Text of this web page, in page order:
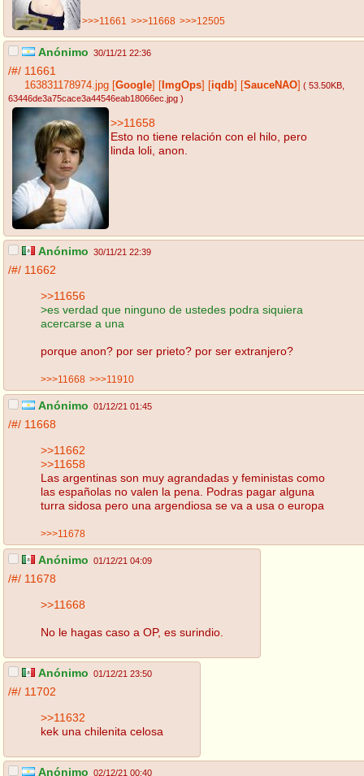
>>>11661 >>>11668 >>>12505
Anónimo 30/11/21 22:36
/#/ 11661
163831178974.jpg Google ImgOps iqdb SauceNAO ( 53.50KB
63446de3a75cace3a44546eab18066ec.jpg )
>>11658
Esto no tiene relación con el hilo, pero
linda loli, anon.
Anónimo 30/11/21 22:39
/#/ 11662
>>11656
>es verdad que ninguno de ustedes podra siquiera
acercarse a una
porque anon? por ser prieto? por ser extranjero?
>>>11668 >>>11910
Anónimo 01/12/21 01:45
/#/ 11668
>>11662
>>11658
Las argentinas son muy agrandadas y feministas como
las españolas no valen la pena. Podras pagar alguna
turra sidosa pero una argendiosa se va a usa o europa
>>>11678
Anónimo 01/12/21 04:09
/#/ 11678
>>11668
No le hagas caso a OP, es surindio.
Anónimo 01/12/21 23:50
/#/ 11702
>>11632
kek una chilenita celosa
Anónimo 02/12/21 00:40